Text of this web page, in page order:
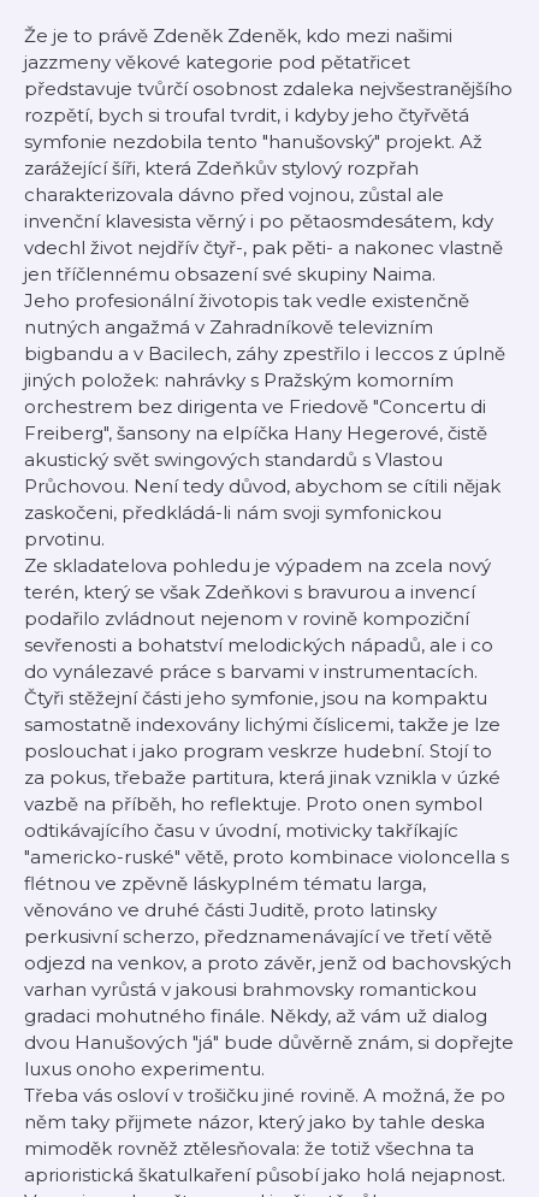
Že je to právě Zdeněk Zdeněk, kdo mezi našimi
jazzmeny věkové kategorie pod pětatřicet
představuje tvůrčí osobnost zdaleka nejvšestranějšího
rozpětí, bych si troufal tvrdit, i kdyby jeho čtyřvětá
symfonie nezdobila tento "hanušovský" projekt. Až
zarážející šíři, která Zdeňkův stylový rozpřah
charakterizovala dávno před vojnou, zůstal ale
invenční klavesista věrný i po pětaosmdesátem, kdy
vdechl život nejdřív čtyř-, pak pěti- a nakonec vlastně
jen tříčlennému obsazení své skupiny Naima.
Jeho profesionální životopis tak vedle existenčně
nutných angažmá v Zahradníkově televizním
bigbandu a v Bacilech, záhy zpestřilo i leccos z úplně
jiných položek: nahrávky s Pražským komorním
orchestrem bez dirigenta ve Friedově "Concertu di
Freiberg", šansony na elpíčka Hany Hegerové, čistě
akustický svět swingových standardů s Vlastou
Průchovou. Není tedy důvod, abychom se cítili nějak
zaskočeni, předkládá-li nám svoji symfonickou
prvotinu.
Ze skladatelova pohledu je výpadem na zcela nový
terén, který se však Zdeňkovi s bravurou a invencí
podařilo zvládnout nejenom v rovině kompoziční
sevřenosti a bohatství melodických nápadů, ale i co
do vynálezavé práce s barvami v instrumentacích.
Čtyři stěžejní části jeho symfonie, jsou na kompaktu
samostatně indexovány lichými číslicemi, takže je lze
poslouchat i jako program veskrze hudební. Stojí to
za pokus, třebaže partitura, která jinak vznikla v úzké
vazbě na příběh, ho reflektuje. Proto onen symbol
odtikávajícího času v úvodní, motivicky takříkajíc
"americko-ruské" větě, proto kombinace violoncella s
flétnou ve zpěvně láskyplném tématu larga,
věnováno ve druhé části Juditě, proto latinsky
perkusivní scherzo, předznamenávající ve třetí větě
odjezd na venkov, a proto závěr, jenž od bachovských
varhan vyrůstá v jakousi brahmovsky romantickou
gradaci mohutného finále. Někdy, až vám už dialog
dvou Hanušových "já" bude důvěrně znám, si dopřejte
luxus onoho experimentu.
Třeba vás osloví v trošičku jiné rovině. A možná, že po
něm taky přijmete názor, který jako by tahle deska
mimoděk rovněž ztělesňovala: že totiž všechna ta
aprioristická škatulkaření působí jako holá nejapnost.